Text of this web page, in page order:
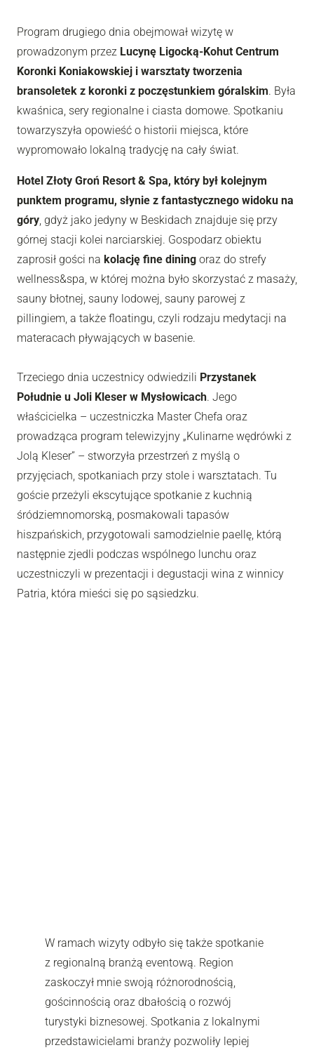
Program drugiego dnia obejmował wizytę w
prowadzonym przez Lucynę Ligocką-Kohut Centrum
Koronki Koniakowskiej i warsztaty tworzenia
bransoletek z koronki z poczęstunkiem góralskim. Była
kwaśnica, sery regionalne i ciasta domowe. Spotkaniu
towarzyszyła opowieść o historii miejsca, które
wypromowało lokalną tradycję na cały świat.
Hotel Złoty Groń Resort & Spa, który był kolejnym
punktem programu, słynie z fantastycznego widoku na
góry, gdyż jako jedyny w Beskidach znajduje się przy
górnej stacji kolei narciarskiej. Gospodarz obiektu
zaprosił gości na kolację fine dining oraz do strefy
wellness&spa, w której można było skorzystać z masaży,
sauny błotnej, sauny lodowej, sauny parowej z
pillingiem, a także floatingu, czyli rodzaju medytacji na
materacach pływających w basenie.
Trzeciego dnia uczestnicy odwiedzili Przystanek
Południe u Joli Kleser w Mysłowicach. Jego
właścicielka – uczestniczka Master Chefa oraz
prowadząca program telewizyjny „Kulinarne wędrówki z
Jolą Kleser” – stworzyła przestrzeń z myślą o
przyjęciach, spotkaniach przy stole i warsztatach. Tu
goście przeżyli ekscytujące spotkanie z kuchnią
śródziemnomorską, posmakowali tapasów
hiszpańskich, przygotowali samodzielnie paellę, którą
następnie zjedli podczas wspólnego lunchu oraz
uczestniczyli w prezentacji i degustacji wina z winnicy
Patria, która mieści się po sąsiedzku.
W ramach wizyty odbyło się także spotkanie
z regionalną branżą eventową. Region
zaskoczył mnie swoją różnorodnością,
gościnnością oraz dbałością o rozwój
turystyki biznesowej. Spotkania z lokalnymi
przedstawicielami branży pozwoliły lepiej